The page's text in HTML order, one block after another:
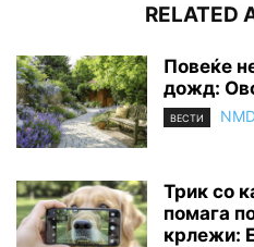
RELATED
Повеќе
дожд:
ВЕСТИ
Трик со
помага
крлежи: